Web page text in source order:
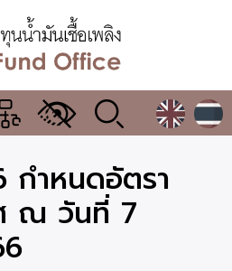
เมนู
เปลี่ยน
แสดง
ผล
กำหนดอัตรา
ณ วันที่ 7